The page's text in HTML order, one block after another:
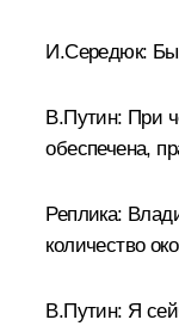
И.Середюк:
В.Путин: При
обеспечена,
Реплика:
количество
В.Путин: Я